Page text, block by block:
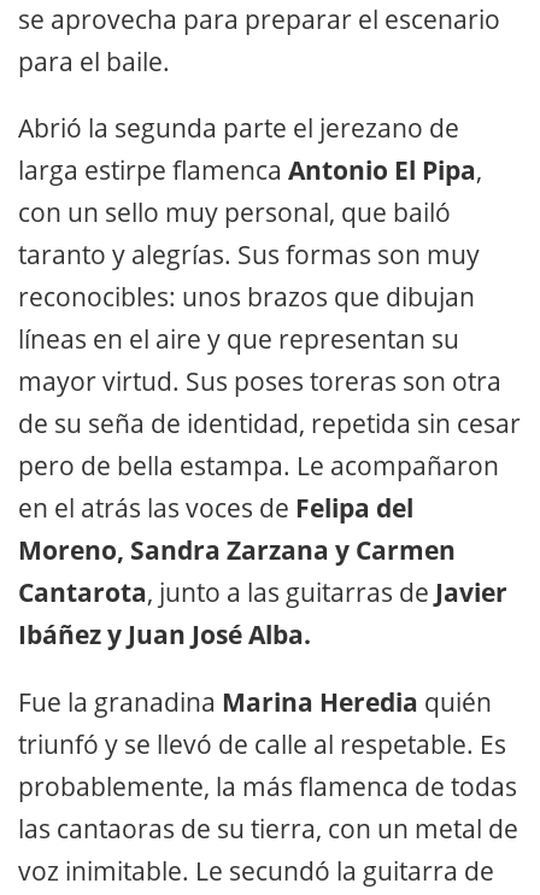
se aprovecha para preparar el escenario
para el baile.
Abrió la segunda parte el jerezano de
larga estirpe flamenca Antonio El Pipa,
con un sello muy personal, que bailó
taranto y alegrías. Sus formas son muy
reconocibles: unos brazos que dibujan
líneas en el aire y que representan su
mayor virtud. Sus poses toreras son otra
de su seña de identidad, repetida sin cesar
pero de bella estampa. Le acompañaron
en el atrás las voces de Felipa del
Moreno, Sandra Zarzana y Carmen
Cantarota, junto a las guitarras de Javier
Ibáñez y Juan José Alba.
Fue la granadina Marina Heredia quién
triunfó y se llevó de calle al respetable. Es
probablemente, la más flamenca de todas
las cantaoras de su tierra, con un metal de
voz inimitable. Le secundó la guitarra de